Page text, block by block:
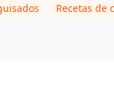
Recetas de